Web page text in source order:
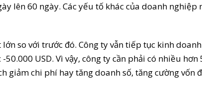
lên 60 ngày. Các yếu tố khác của doanh nghiệp
so với trước đó. Công ty vẫn tiếp tục kinh
USD. Vì vậy, công ty cần phải có nhiều hơn
chi phí hay tăng doanh số, tăng cường vốn